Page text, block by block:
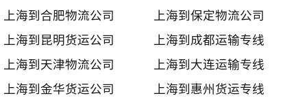
上海到合肥物流公司
上海到保定物流公司
上海到昆明货运公司
上海到成都运输专线
上海到天津物流公司
上海到大连运输专线
上海到金华货运公司
上海到惠州货运专线